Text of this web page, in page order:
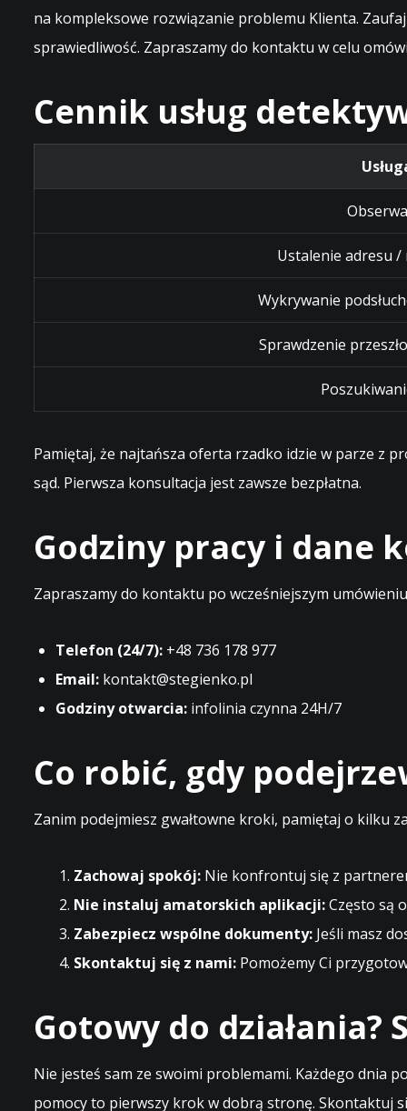
na kompleksowe rozwiązanie problemu Klienta.
sprawiedliwość. Zapraszamy do kontaktu w celu
Cennik usług
Ustalenie adresu /
Wykrywanie
Sprawdzenie
Pamiętaj, że najtańsza oferta rzadko idzie w parze z
sąd. Pierwsza konsultacja jest zawsze bezpłatna.
Godziny pracy i dane
Zapraszamy do kontaktu po wcześniejszym
Telefon (24/7): +48 736 178 977
Email: kontakt@stegienko.pl
Godziny otwarcia: infolinia czynna 24H/7
Co robić, gdy
Zanim podejmiesz gwałtowne kroki, pamiętaj o kilku
Zachowaj spokój: Nie konfrontuj się z
Nie instaluj amatorskich aplikacji:Często są
Zabezpiecz wspólne dokumenty: Jeśli masz
Skontaktuj się z nami: Pomożemy Ci
Gotowy do
Nie jesteś sam ze swoimi problemami. Każdego dnia
pomocy to pierwszy krok w dobrą stronę. Skontaktuj